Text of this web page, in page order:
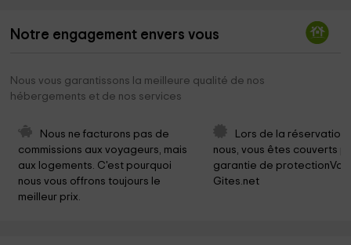
Notre engagement envers vous
Nous vous garantissons la meilleure qualité de nos
hébergements et de nos services
Nous ne facturons pas de
commissions aux voyageurs, mais
aux logements. C'est pourquoi
nous vous offrons toujours le
meilleur prix.
Lors de la réservation
nous, vous êtes couverts
garantie de
Gites.net